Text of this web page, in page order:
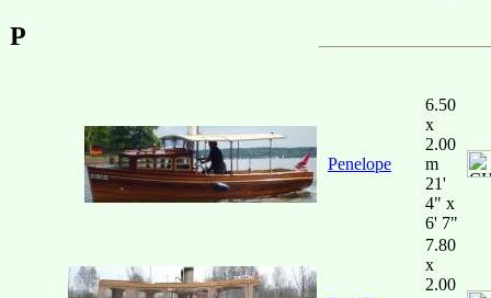
P
Penelope
6.50
x
2.00
m
21'
4" x
6' 7"
7.80
x
2.00